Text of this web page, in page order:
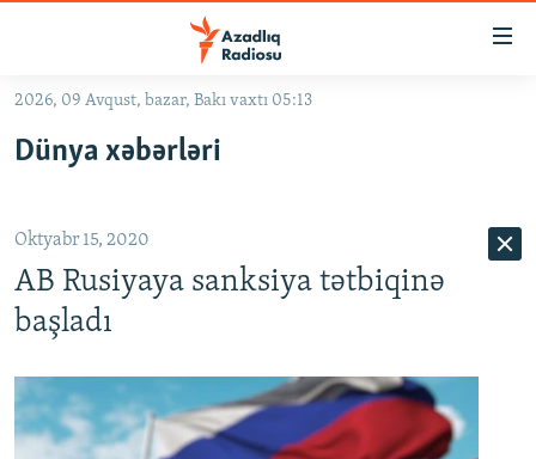
Əsas
qayıt
qayıt
Axtarışa
keç
#İZAHLA
#ƏSLINDƏ
FƏRQƏ BAX
QANUNI DOĞRU
ARAŞDIRMA
MULTIMEDIA
2026, 09 Avqust, bazar, Bakı vaxtı 05:13
Dünya xəbərləri
Oktyabr 15, 2020
AB Rusiyaya sanksiya tətbiqinə
başladı